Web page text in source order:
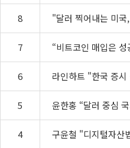
8 "달러 찍어내는 미
7 “비트코인 매입은
6 라인하트 "한국 증
5 윤한홍 “달러 중심
4 구윤철 "디지털자산